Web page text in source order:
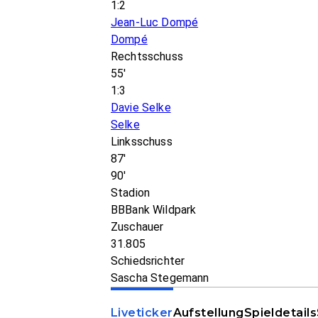
1:2
Jean-Luc Dompé
Dompé
Rechtsschuss
55'
1:3
Davie Selke
Selke
Linksschuss
87'
90'
Stadion
BBBank Wildpark
Zuschauer
31.805
Schiedsrichter
Sascha Stegemann
LivetickerAufstellungSpieldetails